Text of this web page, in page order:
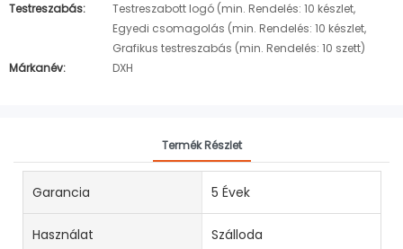
Testreszabás:
Testreszabott logó (min. Rendelés: 10 készlet,
Egyedi csomagolás (min. Rendelés: 10 készlet,
Grafikus testreszabás (min. Rendelés: 10 szett)
Márkanév:
DXH
Termék Részlet
Garancia 5 Évek
Használat Szálloda